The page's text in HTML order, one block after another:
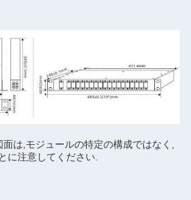
は,モジュールの特定の構成ではなく,
に注意してください.